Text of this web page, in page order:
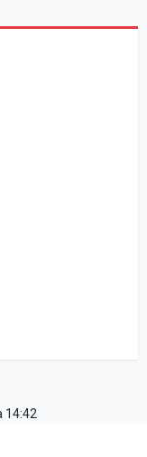
14:42